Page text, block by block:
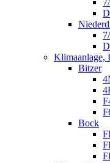
Klimaanlage,
Bitzer
Bock